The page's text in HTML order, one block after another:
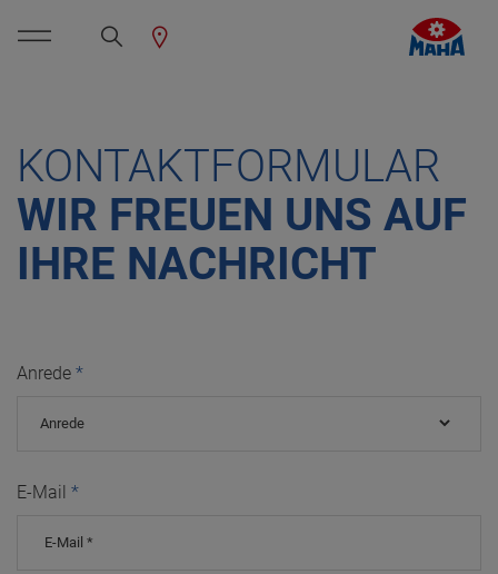
KONTAKTFORMULAR
WIR FREUEN UNS AUF
IHRE NACHRICHT
Anrede
E-Mail